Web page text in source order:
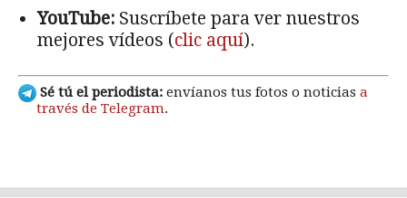
YouTube: Suscríbete para ver nuestros
mejores vídeos (clic aquí).
Sé tú el periodista: envíanos tus fotos o noticias a
través de Telegram.